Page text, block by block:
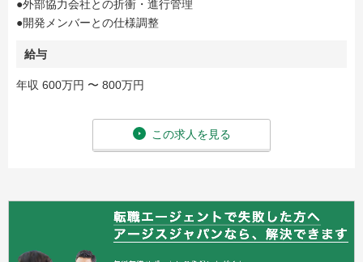
●外部協力会社との折衝・進行管理
●開発メンバーとの仕様調整
給与
年収 600万円 〜 800万円
この求人を見る